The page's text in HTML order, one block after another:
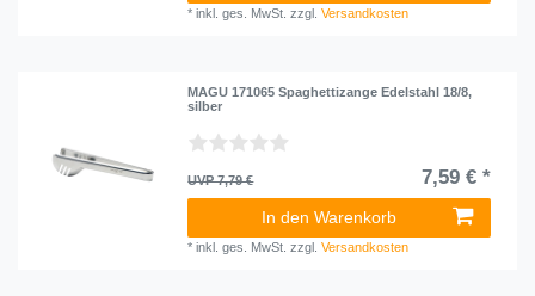
*inkl. ges. MwSt. zzgl.Versandkosten
MAGU 171065 Spaghettizange Edelstahl 18/8,
silber
UVP 7,79 € 7,59 € *
In den Warenkorb
*inkl. ges. MwSt. zzgl.Versandkosten